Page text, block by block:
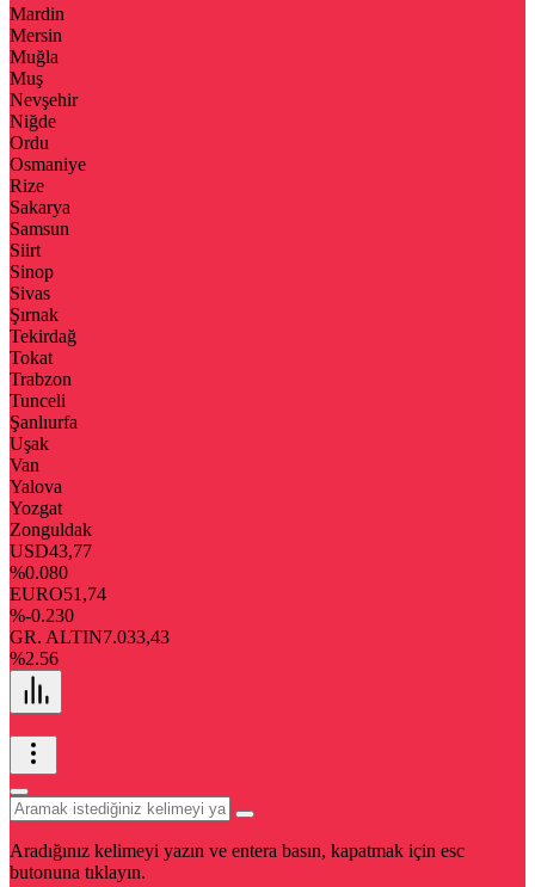
Mardin
Mersin
Muğla
Muş
Nevşehir
Niğde
Ordu
Osmaniye
Rize
Sakarya
Samsun
Siirt
Sinop
Sivas
Şırnak
Tekirdağ
Tokat
Trabzon
Tunceli
Şanlıurfa
Uşak
Van
Yalova
Yozgat
Zonguldak
USD43,77
%0.080
EURO51,74
%-0.230
GR. ALTIN7.033,43
%2.56
Aradığınız kelimeyi yazın ve entera basın, kapatmak için esc
butonuna tıklayın.